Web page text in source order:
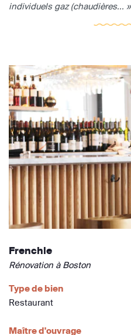
individuels gaz (chaudières... »
Frenchie
Rénovation à Boston
Type de bien
Restaurant
Maître d'ouvrage